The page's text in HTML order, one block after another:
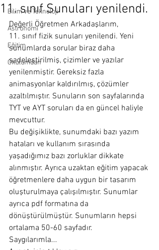
Bilim ve Teknoloji
Astronomi
Eğitim
Okulumdan
11. sınıf Sunuları yenilendi.
Değerli Öğretmen Arkadaşlarım,
11. sınıf fizik sunuları yenilendi. Yeni
sunumlarda sorular biraz daha
sadeleştirilmiş, çizimler ve yazılar
yenilenmiştir. Gereksiz fazla
animasyonlar kaldırılmış, çözümler
azaltılmıştır. Sunuların son sayfalarında
TYT ve AYT soruları da en güncel haliyle
mevcuttur.
Bu değişiklikte, sunumdaki bazı yazım
hataları ve kullanım sırasında
yaşadığımız bazı zorluklar dikkate
alınmıştır. Ayrıca uzaktan eğitim yapacak
öğretmenlere daha uygun bir tasarım
oluşturulmaya çalışılmıştır. Sunumlar
ayrıca pdf formatına da
dönüştürülmüştür. Sunumların hepsi
ortalama 50-60 sayfadır.
Saygılarımla...